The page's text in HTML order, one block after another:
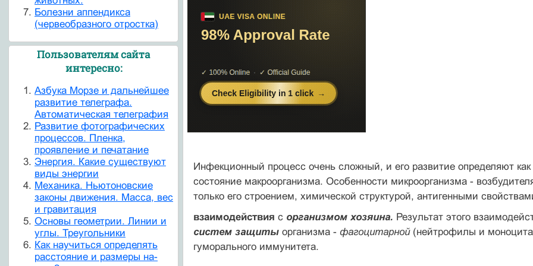
Инфекционный процесс очень сложный, и его развитие определяют как
состояние макроорганизма. Особенности микроорганизма -
только его строением, химической структурой, антигенными
взаимодействия с организмом хозяина. Результат этого
систем защиты организма - фагоцитарной (нейтрофилы и
гуморального иммунитета.
Болезни аппендикса
(червеобразного отростка)
Пользователям сайта
интересно:
Азбука Морзе и дальнейшее
развитие телеграфа.
Автоматическая телеграфия
Развитие фотографических
процессов. Пленка,
проявление и печатание
Энергия. Какие существуют
виды энергии
Механика. Ньютоновские
законы движения. Масса, вес
и гравитация
Основы геометрии. Линии и
углы. Треугольники
Как научиться определять
расстояние и размеры на-